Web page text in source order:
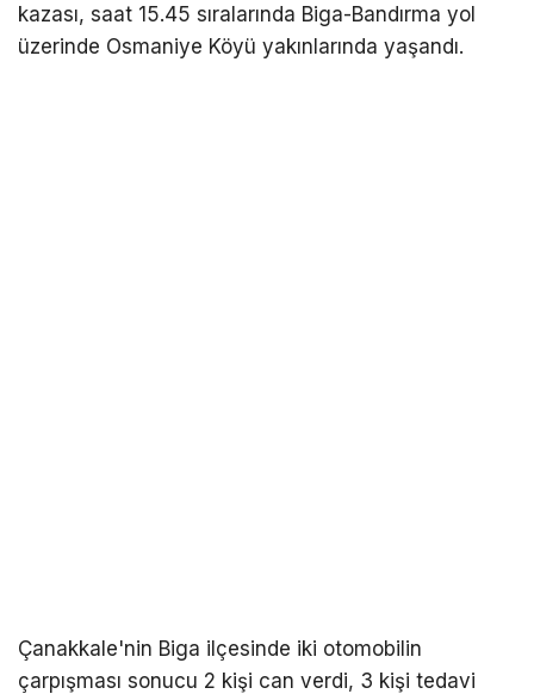
kazası, saat 15.45 sıralarında Biga-Bandırma yol
üzerinde Osmaniye Köyü yakınlarında yaşandı.
Çanakkale'nin Biga ilçesinde iki otomobilin
çarpışması sonucu 2 kişi can verdi, 3 kişi tedavi